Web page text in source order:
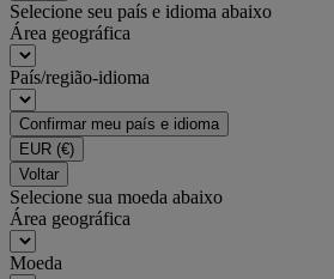
Selecione seu país e idioma abaixo
Área geográfica
País/região-idioma
Confirmar meu país e idioma
EUR (€)
Voltar
Selecione sua moeda abaixo
Área geográfica
Moeda